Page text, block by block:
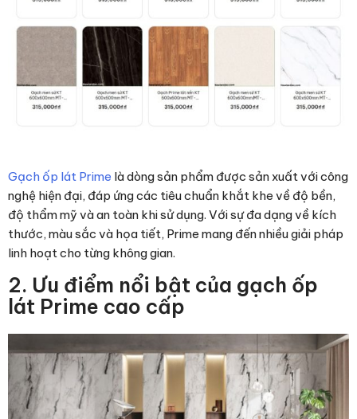
Gạch ốp lát Prime là dòng sản phẩm được sản xuất với công
nghệ hiện đại, đáp ứng các tiêu chuẩn khắt khe về độ bền,
độ thẩm mỹ và an toàn khi sử dụng. Với sự đa dạng về kích
thước, màu sắc và họa tiết, Prime mang đến nhiều giải pháp
linh hoạt cho từng không gian.
2. Ưu điểm nổi bật của gạch ốp
lát Prime cao cấp